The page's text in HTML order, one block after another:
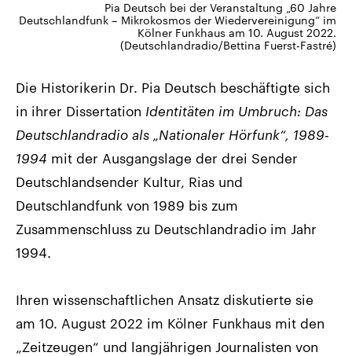
Pia Deutsch bei der Veranstaltung „60 Jahre
Deutschlandfunk – Mikrokosmos der Wiedervereinigung“ im
Kölner Funkhaus am 10. August 2022.
(Deutschlandradio/Bettina Fuerst-Fastré)
Die Historikerin Dr. Pia Deutsch beschäftigte sich
in ihrer Dissertation Identitäten im Umbruch: Das
Deutschlandradio als „Nationaler Hörfunk“, 1989-
1994 mit der Ausgangslage der drei Sender
Deutschlandsender Kultur, Rias und
Deutschlandfunk von 1989 bis zum
Zusammenschluss zu Deutschlandradio im Jahr
1994.
Ihren wissenschaftlichen Ansatz diskutierte sie
am 10. August 2022 im Kölner Funkhaus mit den
„Zeitzeugen“ und langjährigen Journalisten von